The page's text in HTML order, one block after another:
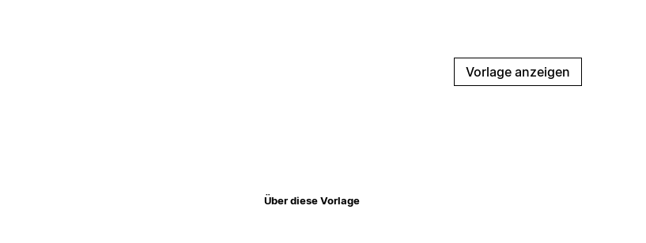
Vorlage anzeigen
Über diese Vorlage